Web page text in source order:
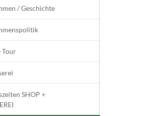
/ Geschichte
SHOP +